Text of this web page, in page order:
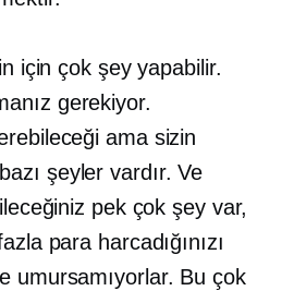
için çok şey yapabilir.
gerekiyor.
ama sizin
şeyler vardır. Ve
pek çok şey var,
para harcadığınızı
umursamıyorlar. Bu çok